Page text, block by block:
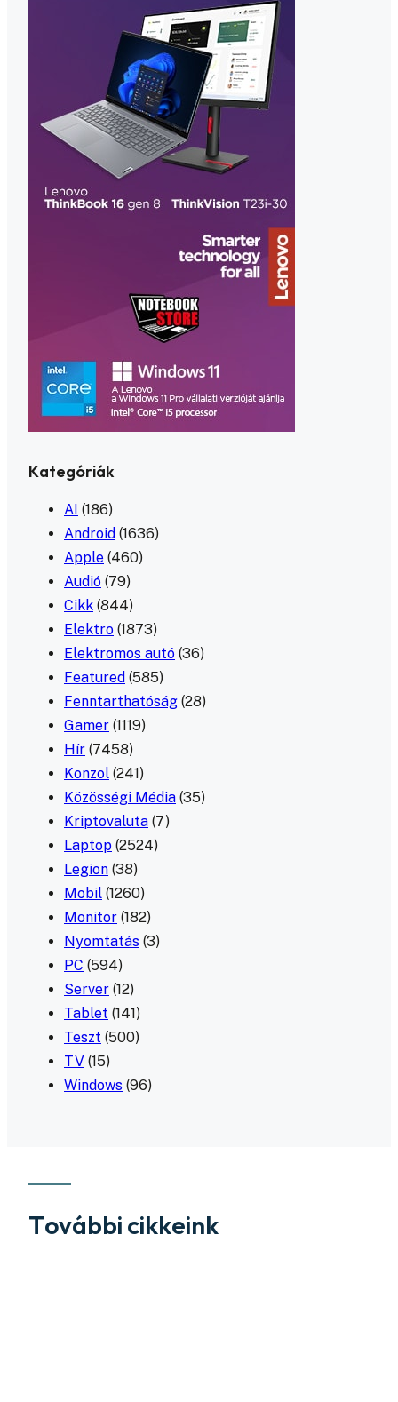
Kategóriák
AI (186)
Android (1636)
Apple (460)
Audió (79)
Cikk (844)
Elektro (1873)
Elektromos autó (36)
Featured (585)
Fenntarthatóság (28)
Gamer (1119)
Hír (7458)
Konzol (241)
Közösségi Média (35)
Kriptovaluta (7)
Laptop (2524)
Legion (38)
Mobil (1260)
Monitor (182)
Nyomtatás (3)
PC (594)
Server (12)
Tablet (141)
Teszt (500)
TV (15)
Windows (96)
További cikkeink